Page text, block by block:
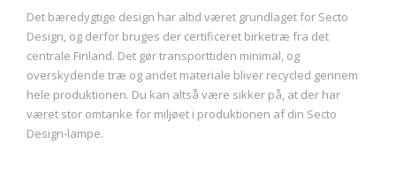
Det bæredygtige design har altid været grundlaget for Secto
Design, og derfor bruges der certificeret birketræ fra det
centrale Finland. Det gør transporttiden minimal, og
overskydende træ og andet materiale bliver recycled gennem
hele produktionen. Du kan altså være sikker på, at der har
været stor omtanke for miljøet i produktionen af din Secto
Design-lampe.